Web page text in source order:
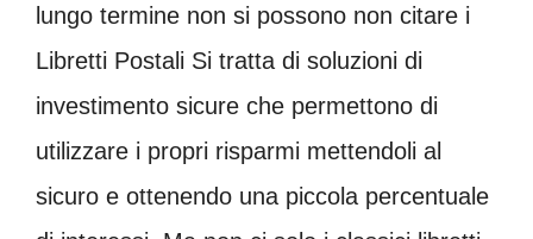
lungo termine non si possono non citare i
Libretti Postali Si tratta di soluzioni di
investimento sicure che permettono di
utilizzare i propri risparmi mettendoli al
sicuro e ottenendo una piccola percentuale